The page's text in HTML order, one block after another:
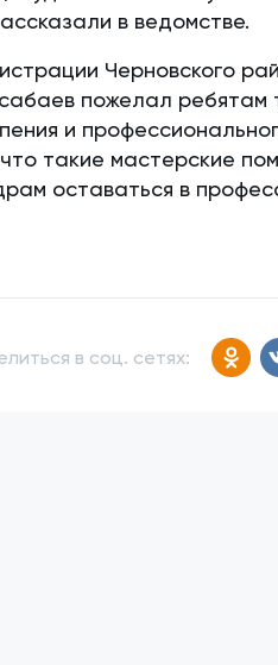
в ведомстве.
Черновского
пожелал ребятам
и
такие мастерские
оставаться в
в соц. сетях: